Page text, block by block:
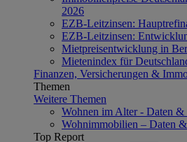
2026
EZB-Leitzinsen:
EZB-Leitzinsen:
Mietpreisentwicklung in
Mietenindex für
Finanzen, Versicherungen &
Themen
Weitere Themen
Wohnen im Alter - Daten &
Wohnimmobilien – Daten
Top Report